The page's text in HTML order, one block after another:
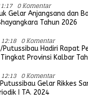
0 Komentar
Gelar Anjangsana dan
Tahun 2026
0 Komentar
Putussibau Hadiri Rapat
Provinsi Kalbar
0 Komentar
Gelar Rikkes
I TA. 2024